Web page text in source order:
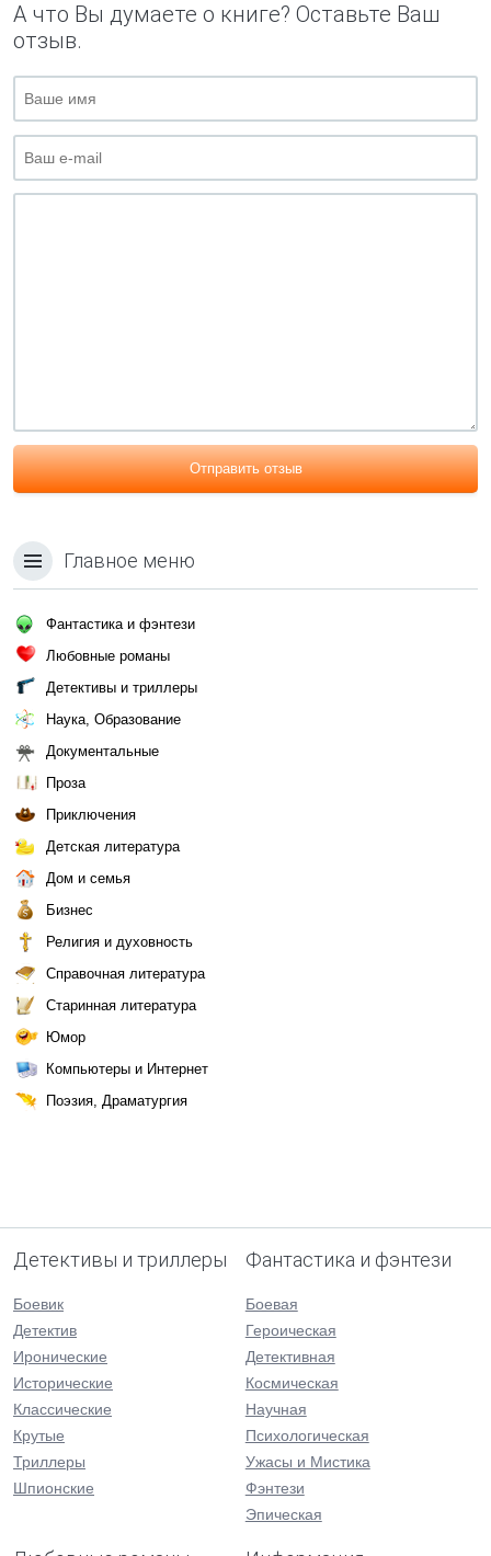
А что Вы думаете о книге? Оставьте Ваш
отзыв.
Отправить отзыв
Главное меню
Фантастика и фэнтези
Любовные романы
Детективы и триллеры
Наука, Образование
Документальные
Проза
Приключения
Детская литература
Дом и семья
Бизнес
Религия и духовность
Справочная литература
Старинная литература
Юмор
Компьютеры и Интернет
Поэзия, Драматургия
Детективы и триллеры
Боевик
Детектив
Иронические
Исторические
Классические
Крутые
Триллеры
Шпионские
Фантастика и фэнтези
Боевая
Героическая
Детективная
Космическая
Научная
Психологическая
Ужасы и Мистика
Фэнтези
Эпическая